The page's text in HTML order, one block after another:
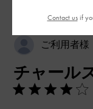
ご利用者様
チャール
Contact usif